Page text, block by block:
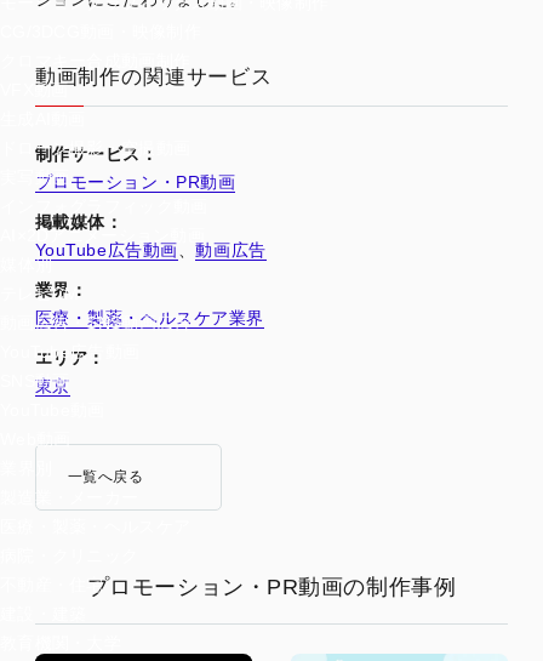
VFX動画
ドローン撮影・空撮動画
実写動画
AI×2Dアニメーション動画
媒体別
テレビCM
動画広告・SNS動画広告
YouTube広告動画
SNS動画
Web動画
不動産・住宅
動画制作の関連サービス
制作サービス：
プロモーション・PR動画
掲載媒体：
YouTube広告動画 、動画広告
業界：
医療・製薬・ヘルスケア業界
エリア：
東京
一覧へ戻る
プロモーション・PR動画の制作事例